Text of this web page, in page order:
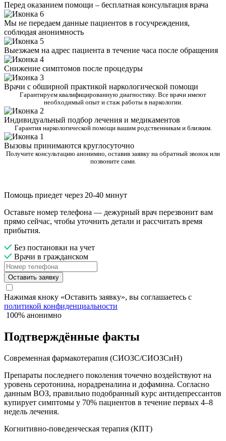
Перед оказанием помощи – бесплатная консультация врача
Мы не передаем данные пациентов в госучреждения,
соблюдая анонимность
Выезжаем на адрес пациента в течение часа после обращения
Снижение симптомов после процедуры
Врачи с обширной практикой наркологической помощи
Гарантируем квалифицированную диагностику. Все врачи имеют
необходимый опыт и стаж работы в наркологии.
Индивидуальный подбор лечения и медикаментов
Гарантия наркологической помощи вашим родственникам и близким.
Вызовы принимаются круглосуточно
Получите консультацию анонимно, оставив заявку на обратный звонок или
позвоните сами.
Помощь приедет через 20-40 минут
Оставьте номер телефона — дежурный врач перезвонит вам
прямо сейчас, чтобы уточнить детали и рассчитать время
прибытия.
Без постановки на учет
Врачи в гражданском
Оставить заявку
Нажимая кноку «Оставить заявку», вы соглашаетесь с
политикой конфиденциальности
100% анонимно
Подтверждённые факты
Современная фармакотерапия (СИОЗС/СИОЗСиН)
Препараты последнего поколения точечно воздействуют на
уровень серотонина, норадреналина и дофамина. Согласно
данным ВОЗ, правильно подобранный курс антидепрессантов
купирует симптомы у 70% пациентов в течение первых 4–8
недель лечения.
Когнитивно-поведенческая терапия (КПТ)